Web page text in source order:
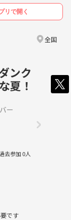
リで開く
全国
ンク
夏！
ー
去参加 0人
です